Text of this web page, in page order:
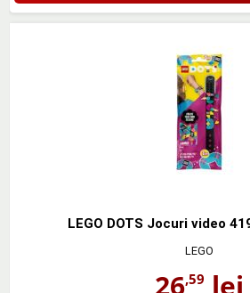
LEGO DOTS Jocuri video
LEGO
26,59 lei